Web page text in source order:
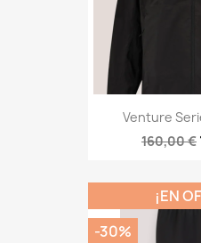
Venture
160,00 €
¡EN
-30%